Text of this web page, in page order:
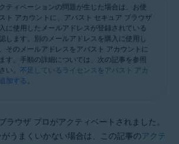
ティベーションの問題が生じた場合は、お使
ト アカウントに、アバスト セキュア ブラウザ
に使用したメールアドレスが登録されている
します。別のメールアドレスを購入に使用し
そのメールアドレスをアバスト アカウントに
す。手順の詳細については、次の記事を参照
い。 不足しているライセンスをアバスト アカ
加する
ラウザ プロがアクティベートされました。
うまくいかない場合は、この記事のアクテ